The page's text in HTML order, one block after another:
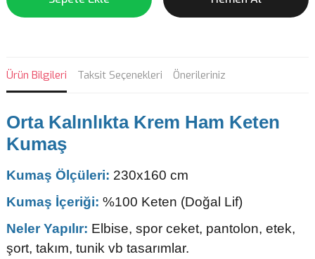
Ürün Bilgileri Taksit Seçenekleri Önerileriniz
Orta Kalınlıkta Krem Ham Keten
Kumaş
Kumaş Ölçüleri: 230x160 cm
Kumaş İçeriği: %100 Keten (Doğal Lif)
Neler Yapılır: Elbise, spor ceket, pantolon, etek,
şort, takım, tunik vb tasarımlar.